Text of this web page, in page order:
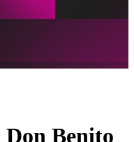
Don Benito